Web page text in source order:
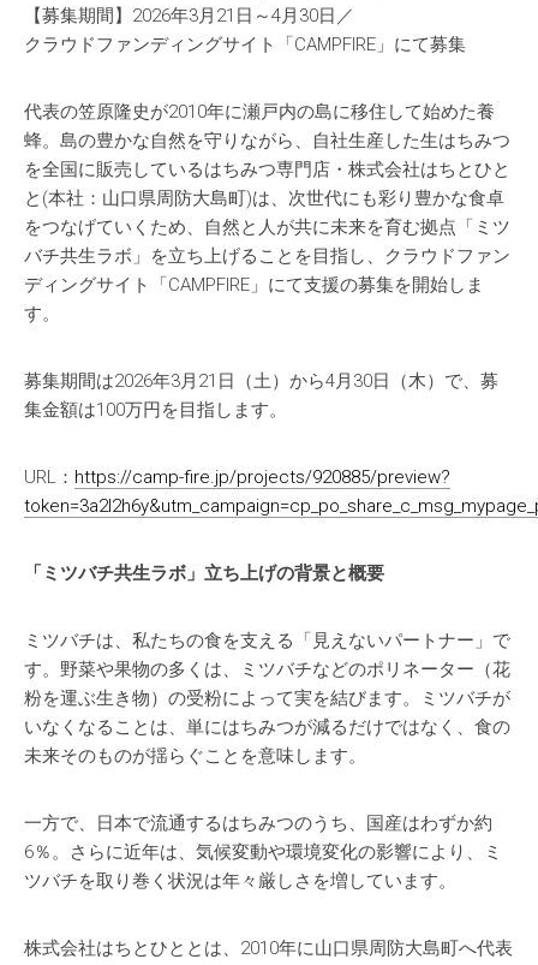
【募集期間】2026年3月21日～4月30日／
クラウドファンディングサイト「CAMPFIRE」にて募集
代表の笠原隆史が2010年に瀬戸内の島に移住して始めた養
蜂。島の豊かな自然を守りながら、自社生産した生はちみつ
を全国に販売しているはちみつ専門店・株式会社はちとひと
と(本社：山口県周防大島町)は、次世代にも彩り豊かな食卓
をつなげていくため、自然と人が共に未来を育む拠点「ミツ
バチ共生ラボ」を立ち上げることを目指し、クラウドファン
ディングサイト「CAMPFIRE」にて支援の募集を開始しま
す。
募集期間は2026年3月21日（土）から4月30日（木）で、募
集金額は100万円を目指します。
URL： https://camp-fire.jp/projects/920885/preview?
「ミツバチ共生ラボ」立ち上げの背景と概要
ミツバチは、私たちの食を支える「見えないパートナー」で
す。野菜や果物の多くは、ミツバチなどのポリネーター（花
粉を運ぶ生き物）の受粉によって実を結びます。ミツバチが
いなくなることは、単にはちみつが減るだけではなく、食の
未来そのものが揺らぐことを意味します。
一方で、日本で流通するはちみつのうち、国産はわずか約
6％。さらに近年は、気候変動や環境変化の影響により、ミ
ツバチを取り巻く状況は年々厳しさを増しています。
株式会社はちとひととは、2010年に山口県周防大島町へ代表